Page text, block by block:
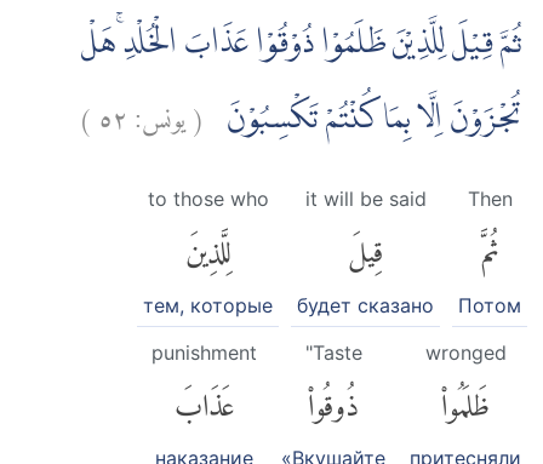
ثُمَّ قِيْلَ لِلَّذِيْنَ ظَلَمُوْا ذُوْقُوْا عَذَابَ الْخُلْدِۚ هَلْ
تُجْزَوْنَ اِلَّا بِمَا كُنْتُمْ تَكْسِبُوْنَ (يونس:٥٢)
Then
ثُمَّ
Потом
it will be said
قِيلَ
будет сказано
to those who
لِلَّذِينَ
тем, которые
wronged
ظَلَمُوا۟
притесняли
"Taste
ذُوقُوا۟
«Вкушайте
punishment
عَذَابَ
наказание